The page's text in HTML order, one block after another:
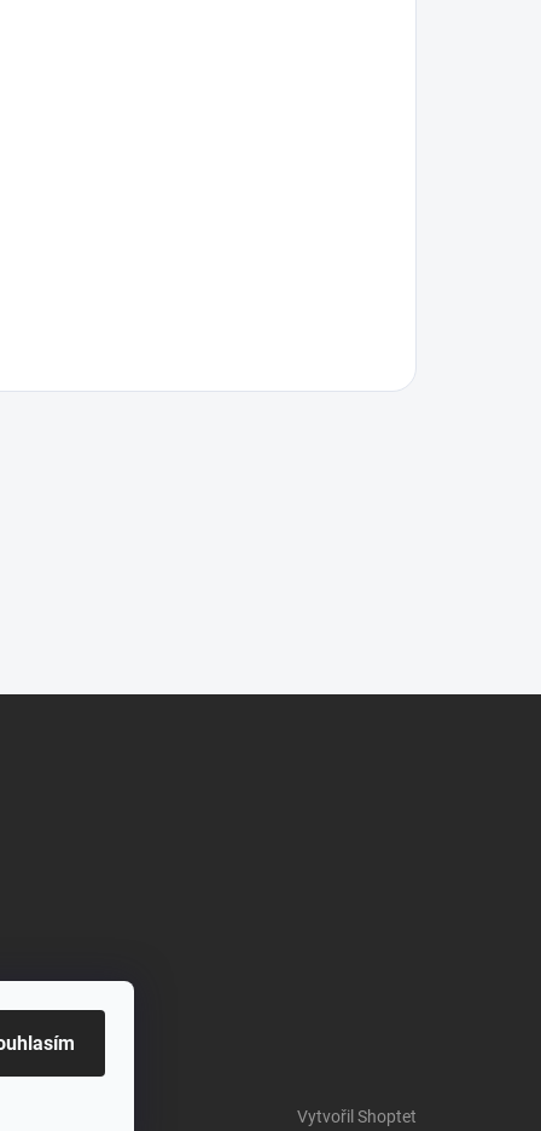
Vytvořil Shoptet